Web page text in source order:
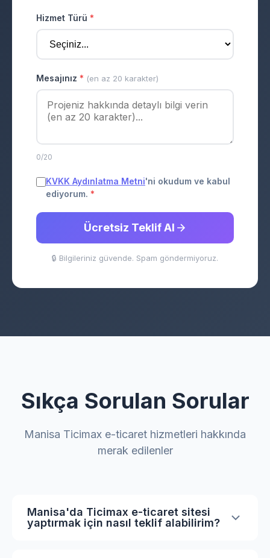
Hizmet Türü *
Mesajınız * (en az 20 karakter)
0/20
KVKK Aydınlatma Metni'ni okudum ve kabul
ediyorum. *
Ücretsiz Teklif Al
🔒 Bilgileriniz güvende. Spam göndermiyoruz.
Sıkça Sorulan Sorular
Manisa Ticimax e-ticaret hizmetleri hakkında
merak edilenler
Manisa'da Ticimax e-ticaret sitesi
yaptırmak için nasıl teklif alabilirim?